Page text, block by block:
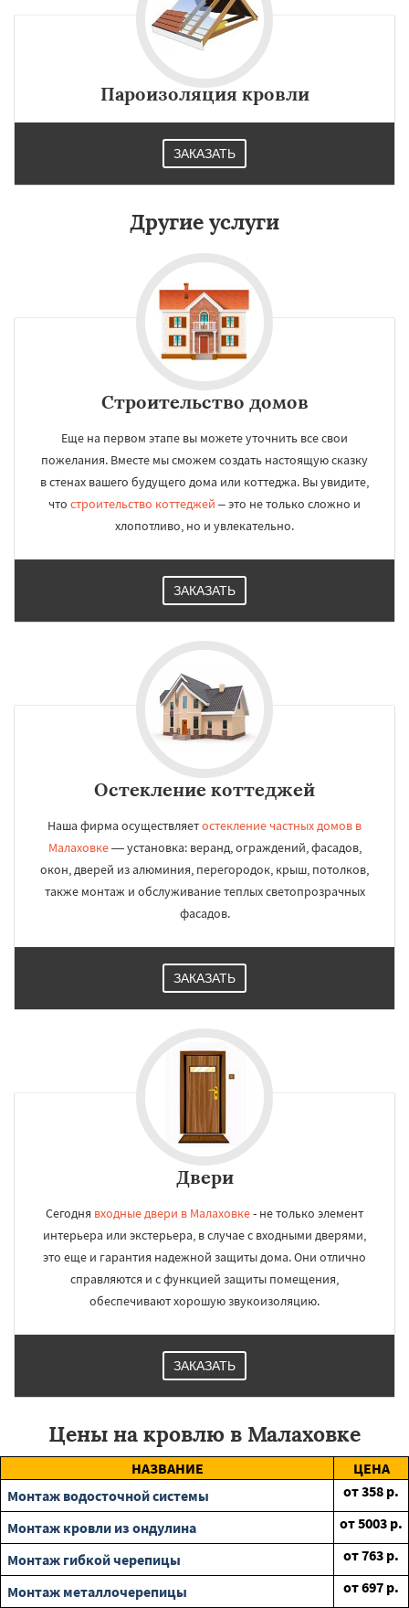
Пароизоляция кровли
ЗАКАЗАТЬ
Другие услуги
Строительство домов
Еще на первом этапе вы можете уточнить все свои
пожелания. Вместе мы сможем создать настоящую сказку
в стенах вашего будущего дома или коттеджа. Вы увидите,
что строительство коттеджей – это не только сложно и
хлопотливо, но и увлекательно.
ЗАКАЗАТЬ
Остекление коттеджей
Наша фирма осуществляетостекление частных домов в
Малаховке— установка: веранд, ограждений, фасадов,
окон, дверей из алюминия, перегородок, крыш, потолков,
также монтаж и обслуживание теплых светопрозрачных
фасадов.
ЗАКАЗАТЬ
Двери
Сегодня входные двери в Малаховке- не только элемент
интерьера или экстерьера, в случае с входными дверями,
это еще и гарантия надежной защиты дома. Они отлично
справляются и с функцией защиты помещения,
обеспечивают хорошую звукоизоляцию.
ЗАКАЗАТЬ
Цены на кровлю в Малаховке
НАЗВАНИЕ
ЦЕНА
Монтаж водосточной системы
от358 р.
Монтаж кровли из ондулина
от5003 р.
Монтаж гибкой черепицы
от763 р.
Монтаж металлочерепицы
от697 р.